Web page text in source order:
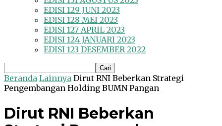
EDISI 129 JUNI 2023
EDISI 128 MEI 2023
EDISI 127 APRIL 2023
EDISI 124 JANUARI 2023
EDISI 123 DESEMBER 2022
Beranda Lainnya Dirut RNI Beberkan Strategi
Pengembangan Holding BUMN Pangan
Dirut RNI Beberkan